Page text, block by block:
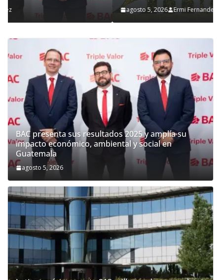
BAC presenta sus resultados 2025 y amplía su
impacto económico, ambiental y social en
Guatemala
agosto 5, 2026